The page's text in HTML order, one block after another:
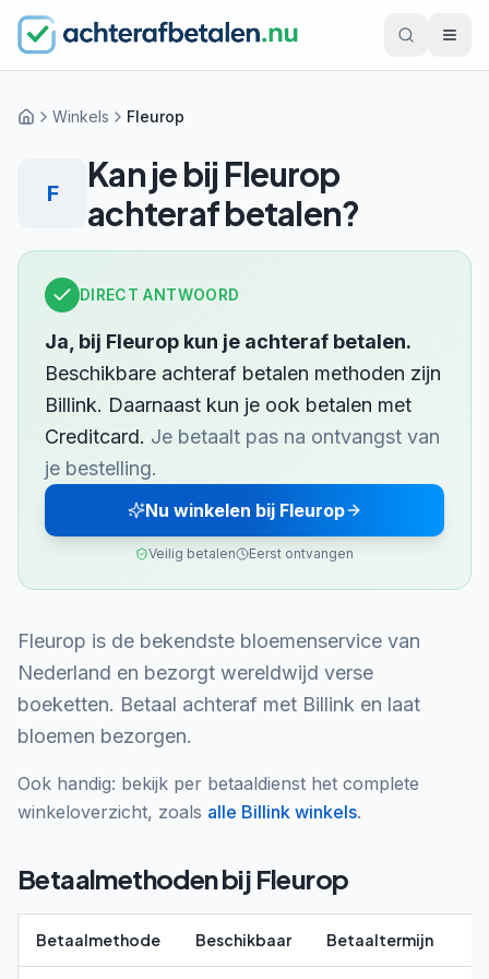
HomeWinkels Fleurop
F Kan je bij Fleurop
achteraf betalen?
DIRECT ANTWOORD
Ja, bij Fleurop kun je achteraf betalen.
Beschikbare achteraf betalen methoden zijn
Billink. Daarnaast kun je ook betalen met
Creditcard. Je betaalt pas na ontvangst van
je bestelling.
Nu winkelen bij Fleurop
Veilig betalen Eerst ontvangen
Fleurop is de bekendste bloemenservice van
Nederland en bezorgt wereldwijd verse
boeketten. Betaal achteraf met Billink en laat
bloemen bezorgen.
Ook handig: bekijk per betaaldienst het complete
winkeloverzicht, zoals alle Billink winkels.
Betaalmethoden bij Fleurop
Betaalmethode Beschikbaar Betaaltermijn